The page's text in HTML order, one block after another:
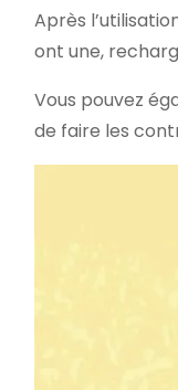
Après
ont une,
Vous pouvez
de faire les